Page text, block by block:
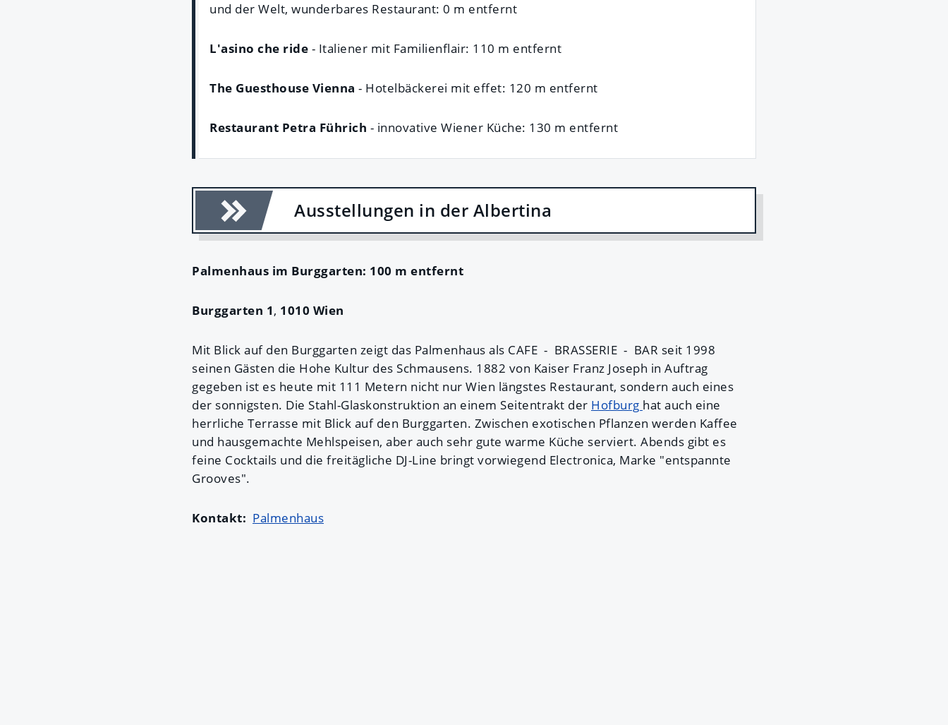
und der Welt, wunderbares Restaurant: 0 m entfernt
L'asino che ride - Italiener mit Familienflair: 110 m entfernt
The Guesthouse Vienna - Hotelbäckerei mit effet: 120 m entfernt
Restaurant Petra Führich - innovative Wiener Küche: 130 m entfernt
Ausstellungen in der Albertina
Palmenhaus im Burggarten: 100 m entfernt
Burggarten 1, 1010 Wien
Mit Blick auf den Burggarten zeigt das Palmenhaus als CAFE - BRASSERIE - BAR seit 1998
seinen Gästen die Hohe Kultur des Schmausens. 1882 von Kaiser Franz Joseph in Auftrag
gegeben ist es heute mit 111 Metern nicht nur Wien längstes Restaurant, sondern auch eines
der sonnigsten. Die Stahl-Glaskonstruktion an einem Seitentrakt der Hofburg hat auch eine
herrliche Terrasse mit Blick auf den Burggarten. Zwischen exotischen Pflanzen werden Kaffee
und hausgemachte Mehlspeisen, aber auch sehr gute warme Küche serviert. Abends gibt es
feine Cocktails und die freitägliche DJ-Line bringt vorwiegend Electronica, Marke "entspannte
Grooves".
Kontakt: Palmenhaus